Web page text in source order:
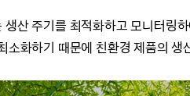
산 주기를 최적화하고 모니터링
소화하기 때문에 친환경 제품의 생